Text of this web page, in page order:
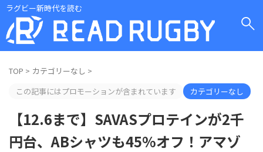
ラグビー新時代を読む
TOP > カテゴリーなし >
この記事にはプロモーションが含まれています
カテゴリーなし
【12.6まで】SAVASプロテインが2千
円台、ABシャツも45%オフ！アマゾ